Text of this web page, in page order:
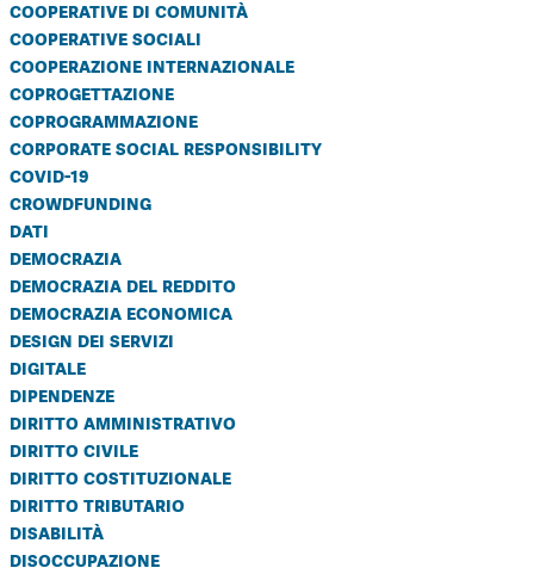
cooperative di comunità
cooperative sociali
cooperazione internazionale
coprogettazione
coprogrammazione
corporate social responsibility
covid-19
crowdfunding
dati
democrazia
democrazia del reddito
democrazia economica
design dei servizi
digitale
dipendenze
diritto amministrativo
diritto civile
diritto costituzionale
diritto tributario
disabilità
disoccupazione